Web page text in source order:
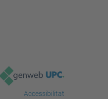
Accessibilitat